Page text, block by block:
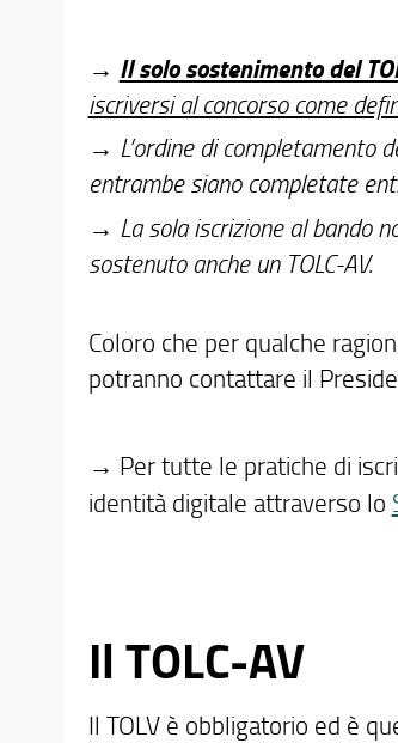
→ Il solo sostenimento del
iscriversi al concorso come
→ L’ordine di completamento
entrambe siano completate
→ La sola iscrizione al bando
sostenuto anche un TOLC-AV.
Coloro che per qualche
potranno contattare il
→ Per tutte le pratiche di
identità digitale attraverso lo
Il TOLC-AV
Il TOLV è obbligatorio ed è